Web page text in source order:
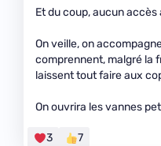
Et du coup, aucun
On veille, on
comprennent, malgré la
laissent tout faire aux
On ouvrira les vannes
3 7